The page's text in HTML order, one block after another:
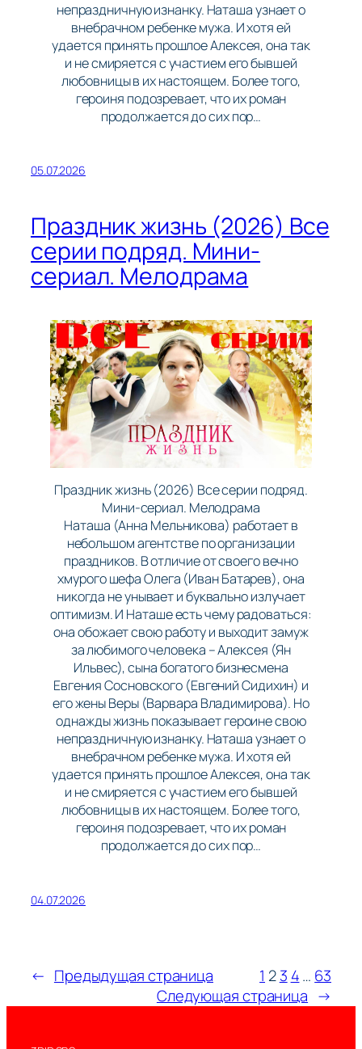
непраздничную изнанку. Наташа узнает о
внебрачном ребенке мужа. И хотя ей
удается принять прошлое Алексея, она так
и не смиряется с участием его бывшей
любовницы в их настоящем. Более того,
героиня подозревает, что их роман
продолжается до сих пор…
05.07.2026
Праздник жизнь (2026) Все
серии подряд. Мини-
сериал. Мелодрама
Праздник жизнь (2026) Все серии подряд.
Мини-сериал. Мелодрама
Наташа (Анна Мельникова) работает в
небольшом агентстве по организации
праздников. В отличие от своего вечно
хмурого шефа Олега (Иван Батарев), она
никогда не унывает и буквально излучает
оптимизм. И Наташе есть чему радоваться:
она обожает свою работу и выходит замуж
за любимого человека – Алексея (Ян
Ильвес), сына богатого бизнесмена
Евгения Сосновского (Евгений Сидихин) и
его жены Веры (Варвара Владимирова). Но
однажды жизнь показывает героине свою
непраздничную изнанку. Наташа узнает о
внебрачном ребенке мужа. И хотя ей
удается принять прошлое Алексея, она так
и не смиряется с участием его бывшей
любовницы в их настоящем. Более того,
героиня подозревает, что их роман
продолжается до сих пор…
04.07.2026
← Предыдущая страница 1 23 4… 63
Следующая страница →